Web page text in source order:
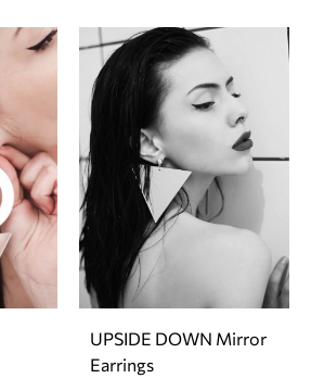
UPSIDE DOWN Mirror
Earrings